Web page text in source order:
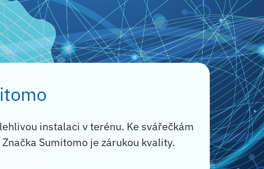
instalaci v terénu. Ke svářečkám
Sumitomo je zárukou kvality.